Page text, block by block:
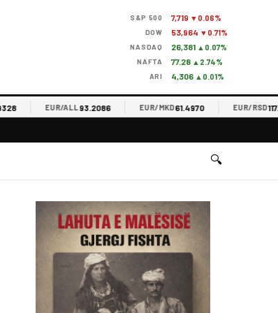
S&P 500 7,719 ▼0.06%
DOW 53,964 ▼0.71%
NASDAQ 26,381 ▲0.07%
NAFTA 77.28 ▲2.74%
ARI 4,306 ▲0.01%
EUR/ALL93.2086 EUR/MKD61.4970 EUR/RSD
🔍